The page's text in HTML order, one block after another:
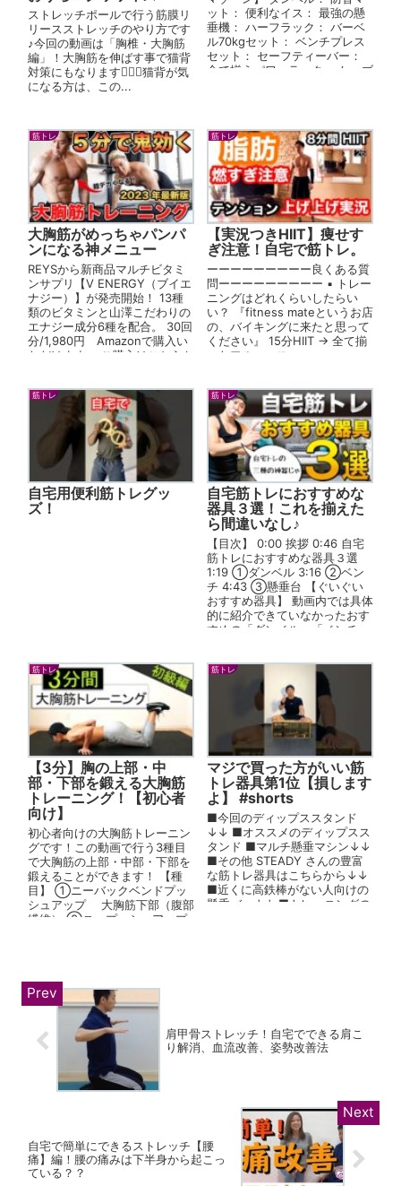
ストレッチポールで行う筋膜リ
リースストレッチのやり方です
♪今回の動画は「胸椎・大胸筋
編」！大胸筋を伸ばす事で猫背
対策にもなります🙋🏻‍♂️猫背が気
になる方は、この...
ット： 便利なイス： 最強の懸
垂機： ハーフラック： バーベ
ル70kgセット： ベンチプレス
セット： セーフティーバー：
全て揃うパワーラック： ケーブ
筋トレ
大胸筋がめっちゃパンパ
ンになる神メニュー
REYSから新商品マルチビタミ
ンサプリ【V ENERGY（ブイエ
ナジー）】が発売開始！ 13種
類のビタミンと山澤こだわりの
エナジー成分6種を配合。 30回
分/1,980円 Amazonで購入い
ただけます。 ご購入はこちらか
筋トレ
【実況つきHIIT】痩せす
ぎ注意！自宅で筋トレ。
ーーーーーーーーー良くある質
問ーーーーーーーーー ▪︎ トレー
ニングはどれくらいしたらい
い？ 『fitness mateというお店
の、バイキングに来たと思って
ください』 15分HIIT → 全て揃
ったフルコース ...
筋トレ
自宅用便利筋トレグッ
ズ！
筋トレ
自宅筋トレにおすすめな
器具３選！これを揃えた
ら間違いなし♪
【目次】 0:00 挨拶 0:46 自宅
筋トレにおすすめな器具３選
1:19 ①ダンベル 3:16 ②ベン
チ 4:43 ③懸垂台 【ぐいぐい
おすすめ器具】 動画内では具体
的に紹介できていなかったおす
すめの「ダンベル」「ベンチ」
筋トレ
【3分】胸の上部・中
部・下部を鍛える大胸筋
トレーニング！【初心者
向け】
初心者向けの大胸筋トレーニン
グです！この動画で行う3種目
で大胸筋の上部・中部・下部を
鍛えることができます！ 【種
目】 ①ニーバックベンドプッ
シュアップ 大胸筋下部（腹部
繊維） ②ニープッシュアップ
筋トレ
マジで買った方がいい筋
トレ器具第1位【損します
よ】 #shorts
■今回のディップススタンド
↓↓ ■オススメのディップスス
タンド ■マルチ懸垂マシン↓↓
■その他 STEADY さんの豊富
な筋トレ器具はこちらから↓↓
■近くに高鉄棒がない人向けの
懸垂バー↓↓ ■トレーニングの
肩甲骨ストレッチ！自宅でできる肩こ
り解消、血流改善、姿勢改善法
自宅で簡単にできるストレッチ【腰
痛】編！腰の痛みは下半身から起こっ
ている？？